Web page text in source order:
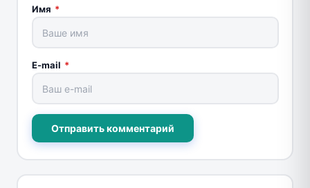
Имя *
E-mail *
Отправить комментарий